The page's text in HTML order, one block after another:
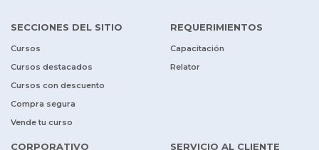
SECCIONES DEL SITIO
Cursos
Cursos destacados
Cursos con descuento
Compra segura
Vende tu curso
REQUERIMIENTOS
Capacitación
Relator
CORPORATIVO SERVICIO AL CLIENTE